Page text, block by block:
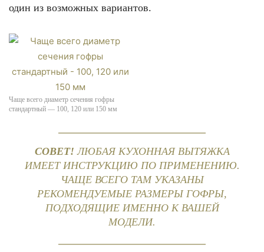
один из возможных вариантов.
Чаще всего диаметр сечения гофры
стандартный — 100, 120 или 150 мм
СОВЕТ!ЛЮБАЯ КУХОННАЯ ВЫТЯЖКА
ИМЕЕТ ИНСТРУКЦИЮ ПО ПРИМЕНЕНИЮ.
ЧАЩЕ ВСЕГО ТАМ УКАЗАНЫ
РЕКОМЕНДУЕМЫЕ РАЗМЕРЫ ГОФРЫ,
ПОДХОДЯЩИЕ ИМЕННО К ВАШЕЙ
МОДЕЛИ.